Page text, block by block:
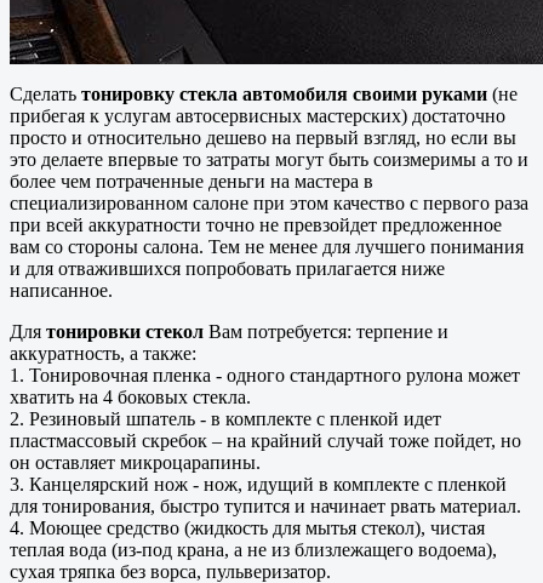
Сделать тонировку стекла автомобиля своими руками (не
прибегая к услугам автосервисных мастерских) достаточно
просто и относительно дешево на первый взгляд, но если вы
это делаете впервые то затраты могут быть соизмеримы а то и
более чем потраченные деньги на мастера в
специализированном салоне при этом качество с первого раза
при всей аккуратности точно не превзойдет предложенное
вам со стороны салона. Тем не менее для лучшего понимания
и для отважившихся попробовать прилагается ниже
написанное.
Для тонировки стекол Вам потребуется: терпение и
аккуратность, а также:
1. Тонировочная пленка - одного стандартного рулона может
хватить на 4 боковых стекла.
2. Резиновый шпатель - в комплекте с пленкой идет
пластмассовый скребок – на крайний случай тоже пойдет, но
он оставляет микроцарапины.
3. Канцелярский нож - нож, идущий в комплекте с пленкой
для тонирования, быстро тупится и начинает рвать материал.
4. Моющее средство (жидкость для мытья стекол), чистая
теплая вода (из-под крана, а не из близлежащего водоема),
сухая тряпка без ворса, пульверизатор.